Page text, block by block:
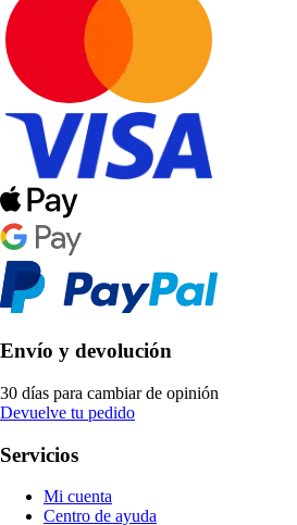
Envío y devolución
30 días para cambiar de opinión
Devuelve tu pedido
Servicios
Mi cuenta
Centro de ayuda